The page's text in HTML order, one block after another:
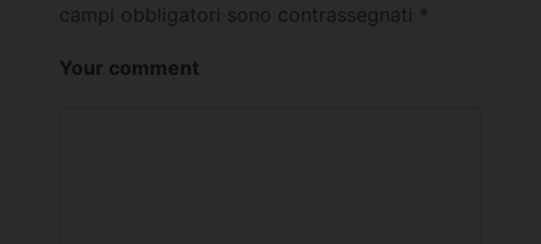
campi obbligatori sono contrassegnati *
Your comment